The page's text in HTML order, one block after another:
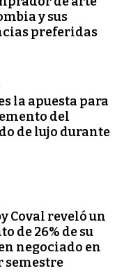
y sus
preferidas
la apuesta para
del
de lujo durante
Coval reveló un
de 26% de su
negociado en
semestre